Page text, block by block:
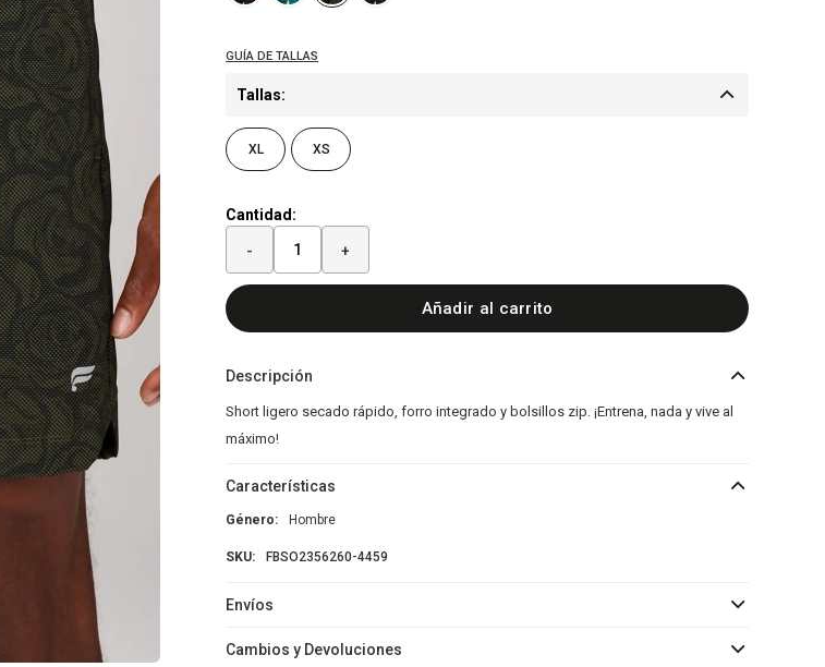
Tallas:
XL XS
Cantidad:
- +
Añadir al carrito
Descripción
Short ligero secado rápido, forro integrado y bolsillos zip. ¡Entrena, nada y vive al
máximo!
Características
Género Hombre
FBSO2356260-4459
Envíos
Cambios y Devoluciones